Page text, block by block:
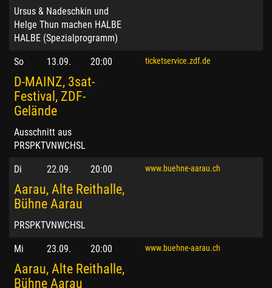
Ursus & Nadeschkin und
Helge Thun machen HALBE
HALBE (Spezialprogramm)
So 13.09. 20:00
D-MAINZ, 3sat-
Festival, ZDF-
Gelände
Ausschnitt aus
PRSPKTVNWCHSL
ticketservice.zdf.de
Di 22.09. 20:00
Aarau, Alte Reithalle,
Bühne Aarau
PRSPKTVNWCHSL
www.buehne-aarau.ch
Mi 23.09. 20:00
Aarau, Alte Reithalle,
Bühne Aarau
www.buehne-aarau.ch